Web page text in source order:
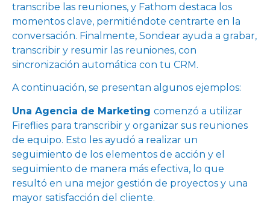
transcribe las reuniones, y Fathom destaca los
momentos clave, permitiéndote centrarte en la
conversación. Finalmente, Sondear ayuda a grabar,
transcribir y resumir las reuniones, con
sincronización automática con tu CRM.
A continuación, se presentan algunos ejemplos:
Una Agencia de Marketing comenzó a utilizar
Fireflies para transcribir y organizar sus reuniones
de equipo. Esto les ayudó a realizar un
seguimiento de los elementos de acción y el
seguimiento de manera más efectiva, lo que
resultó en una mejor gestión de proyectos y una
mayor satisfacción del cliente.